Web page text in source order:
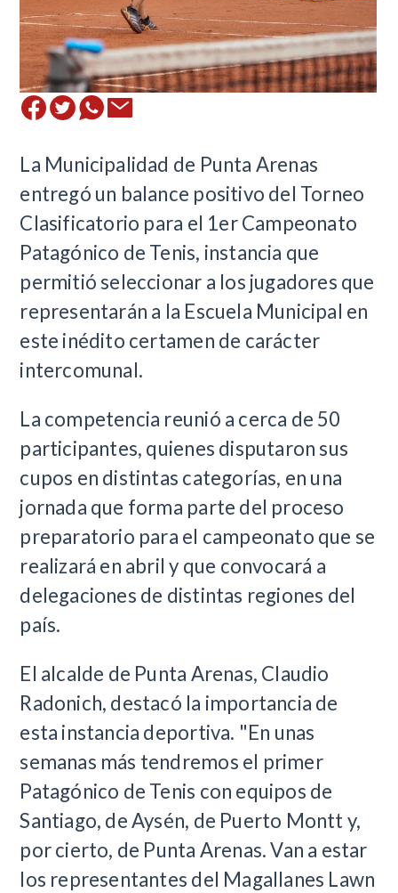
La Municipalidad de Punta Arenas
entregó un balance positivo del Torneo
Clasificatorio para el 1er Campeonato
Patagónico de Tenis, instancia que
permitió seleccionar a los jugadores que
representarán a la Escuela Municipal en
este inédito certamen de carácter
intercomunal.
La competencia reunió a cerca de 50
participantes, quienes disputaron sus
cupos en distintas categorías, en una
jornada que forma parte del proceso
preparatorio para el campeonato que se
realizará en abril y que convocará a
delegaciones de distintas regiones del
país.
El alcalde de Punta Arenas, Claudio
Radonich, destacó la importancia de
esta instancia deportiva. "En unas
semanas más tendremos el primer
Patagónico de Tenis con equipos de
Santiago, de Aysén, de Puerto Montt y,
por cierto, de Punta Arenas. Van a estar
los representantes del Magallanes Lawn